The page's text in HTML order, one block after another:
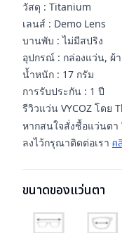
วัสดุ : Titanium
เลนส์ : Demo Lens
บานพับ : ไม่มีสปริง
อุปกรณ์ : กล่องแว่น, ผ้
น้ำหนัก : 17 กรัม
การรับประกัน : 1 ปี
รีวิวแว่น VYCOZ โดย
หากสนใจสั่งชื้อแว่นตา
ลงไว้กรุณาติดต่อเรา ค
ขนาดของแว่นตา